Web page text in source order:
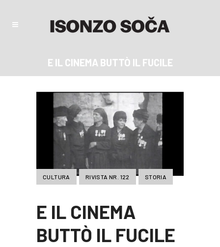
E IL CINEMA BUTTÒ IL FUCILE
CULTURA RIVISTA NR. 122 STORIA
E IL CINEMA
BUTTÒ IL FUCILE